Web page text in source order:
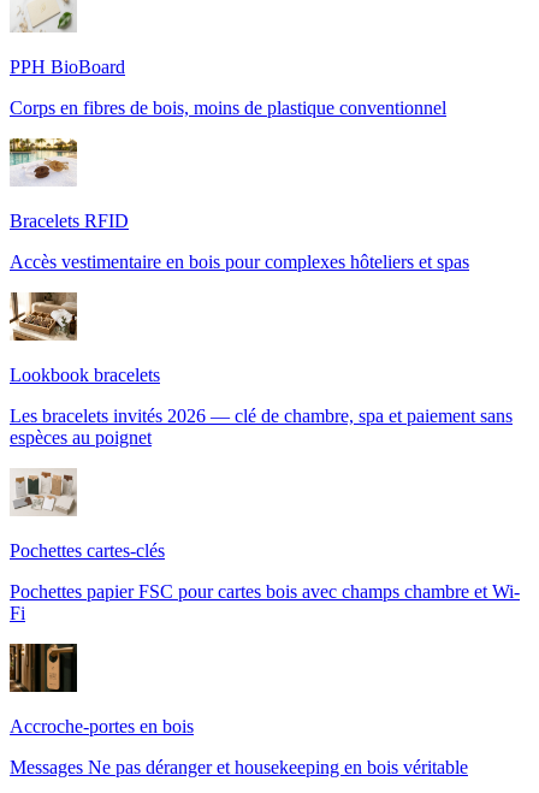
PPH BioBoard
Corps en fibres de bois, moins de plastique conventionnel
Bracelets RFID
Accès vestimentaire en bois pour complexes hôteliers et spas
Lookbook bracelets
Les bracelets invités 2026 — clé de chambre, spa et paiement sans
espèces au poignet
Pochettes cartes-clés
Pochettes papier FSC pour cartes bois avec champs chambre et Wi-
Fi
Accroche-portes en bois
Messages Ne pas déranger et housekeeping en bois véritable